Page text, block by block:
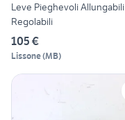
Leve Pieghevoli Allungabili
Regolabili
105 €
Lissone(MB)